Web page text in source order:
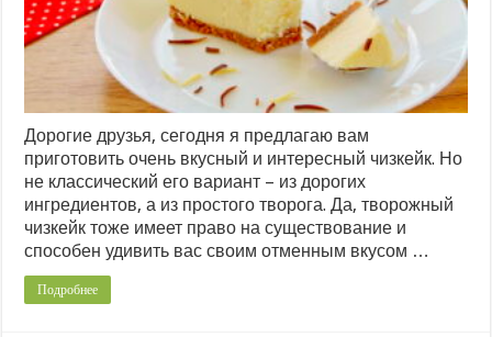
Дорогие друзья, сегодня я предлагаю вам
приготовить очень вкусный и интересный чизкейк. Но
не классический его вариант – из дорогих
ингредиентов, а из простого творога. Да, творожный
чизкейк тоже имеет право на существование и
способен удивить вас своим отменным вкусом …
Подробнее